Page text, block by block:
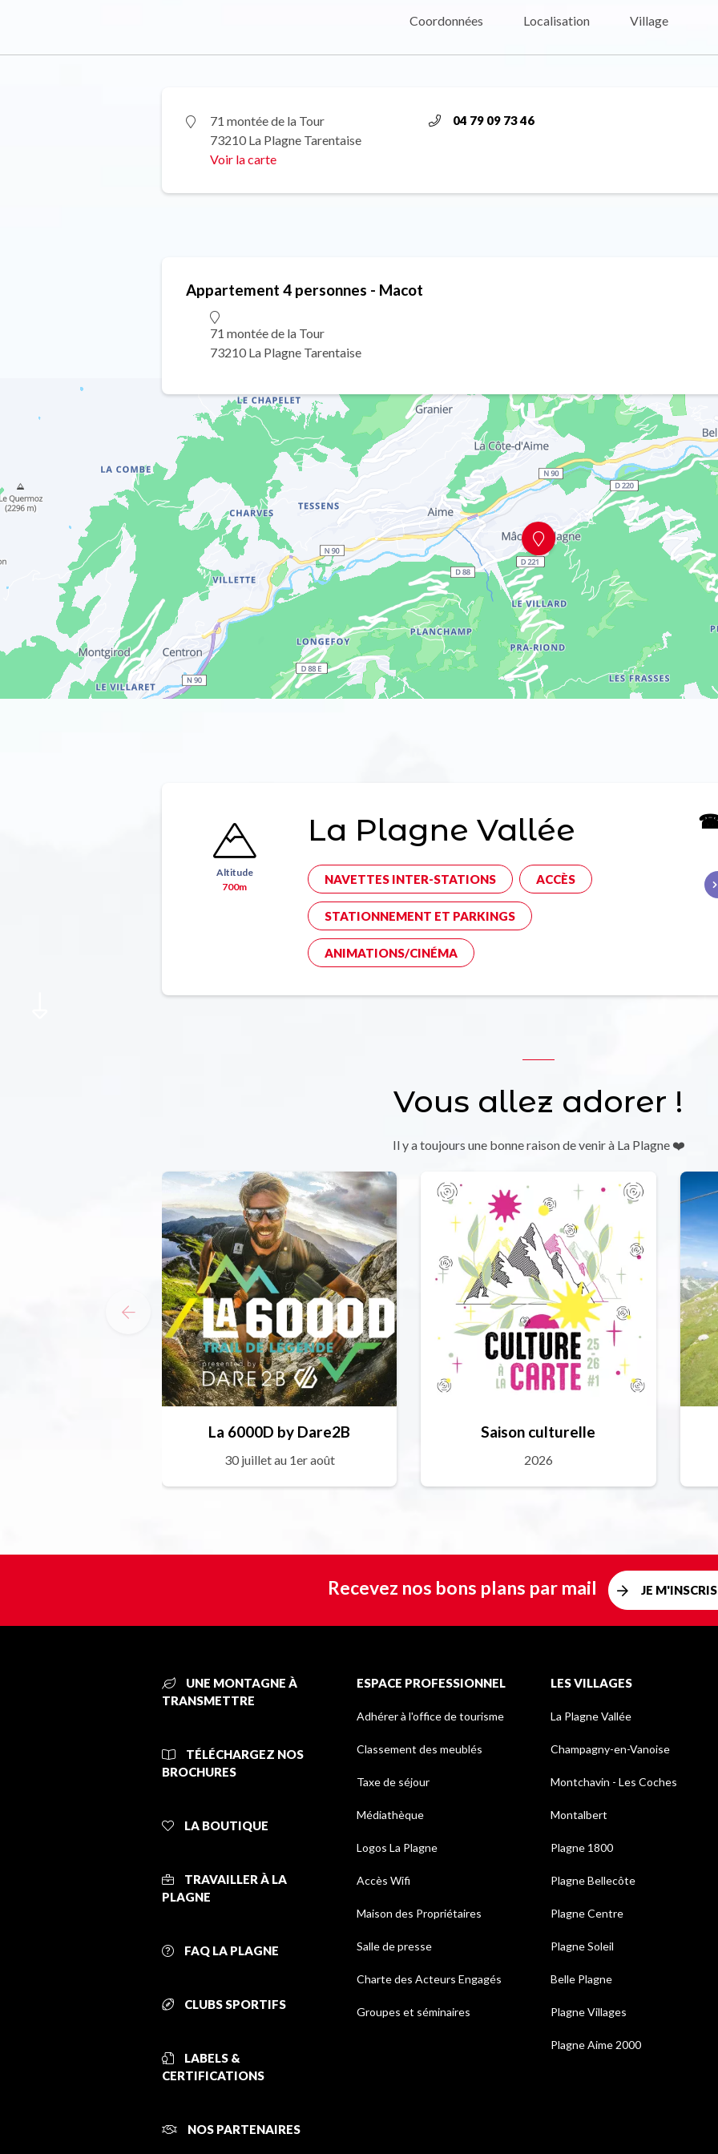
Coordonnées Localisation Village
71 montée de la Tour
73210 La Plagne Tarentaise
Voir la carte
04 79 09 73 46
Appartement 4 personnes - Macot
71 montée de la Tour
73210 La Plagne Tarentaise
Altitude
700m
La Plagne Vallée
NAVETTES INTER-STATIONS ACCÈS
STATIONNEMENT ET PARKINGS
ANIMATIONS/CINÉMA
☎
Vous allez adorer !
Il y a toujours une bonne raison de venir à La Plagne ❤️
La 6000D by Dare2B
30 juillet au 1er août
Saison culturelle
2026
Recevez nos bons plans par mail JE M'INSCRIS
UNE MONTAGNE À
TRANSMETTRE
TÉLÉCHARGEZ NOS
BROCHURES
LA BOUTIQUE
TRAVAILLER À LA
PLAGNE
FAQ LA PLAGNE
CLUBS SPORTIFS
LABELS &
CERTIFICATIONS
NOS PARTENAIRES
ESPACE PROFESSIONNEL
Adhérer à l'office de tourisme
Classement des meublés
Taxe de séjour
Médiathèque
Logos La Plagne
Accès Wifi
Maison des Propriétaires
Salle de presse
Charte des Acteurs Engagés
Groupes et séminaires
LES VILLAGES
La Plagne Vallée
Champagny-en-Vanoise
Montchavin - Les Coches
Montalbert
Plagne 1800
Plagne Bellecôte
Plagne Centre
Plagne Soleil
Belle Plagne
Plagne Villages
Plagne Aime 2000